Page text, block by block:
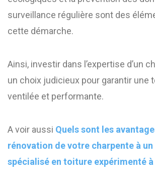
surveillance régulière sont des
cette démarche.
Ainsi, investir dans l’expertise d’un
un choix judicieux pour garantir une
ventilée et performante.
A voir aussi Quels sont les
rénovation de votre charpente à
spécialisé en toiture expérimenté à